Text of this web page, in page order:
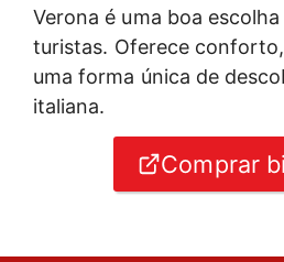
Verona é uma boa
turistas. Oferece
uma forma única de
italiana.
Comprar